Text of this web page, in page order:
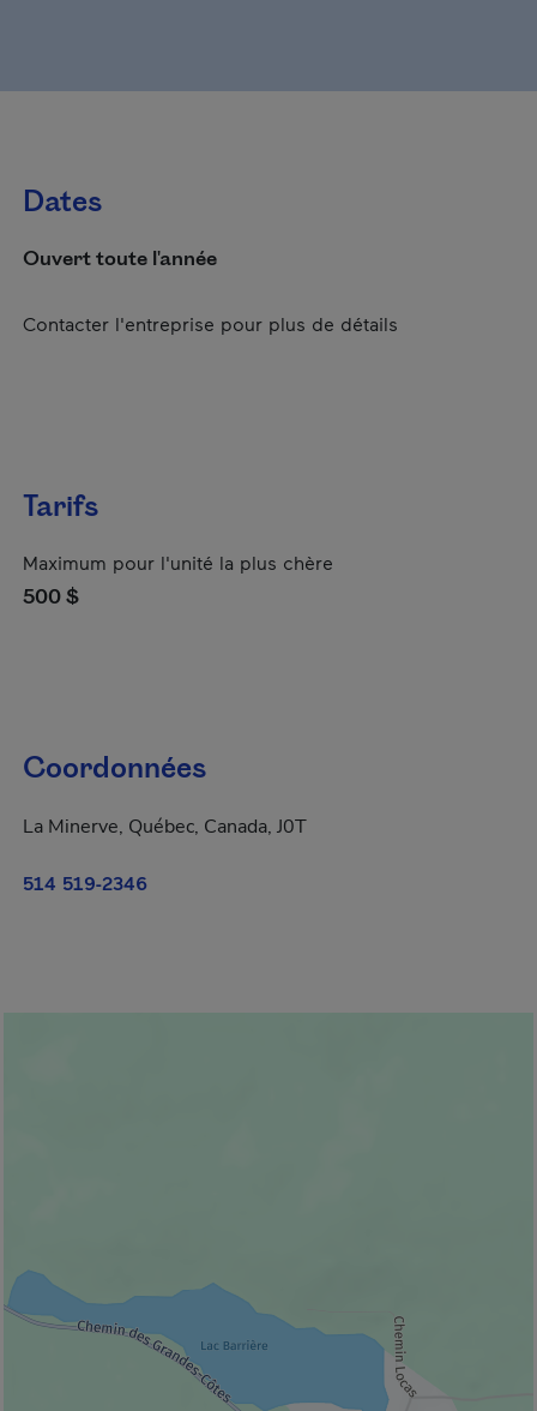
Dates
Ouvert toute l'année
Contacter l'entreprise pour plus de détails
Tarifs
Maximum pour l'unité la plus chère
500 $
Coordonnées
La Minerve, Québec, Canada, J0T
514 519-2346